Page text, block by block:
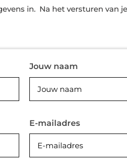
in. Na het versturen van
Jouw naam
E-mailadres